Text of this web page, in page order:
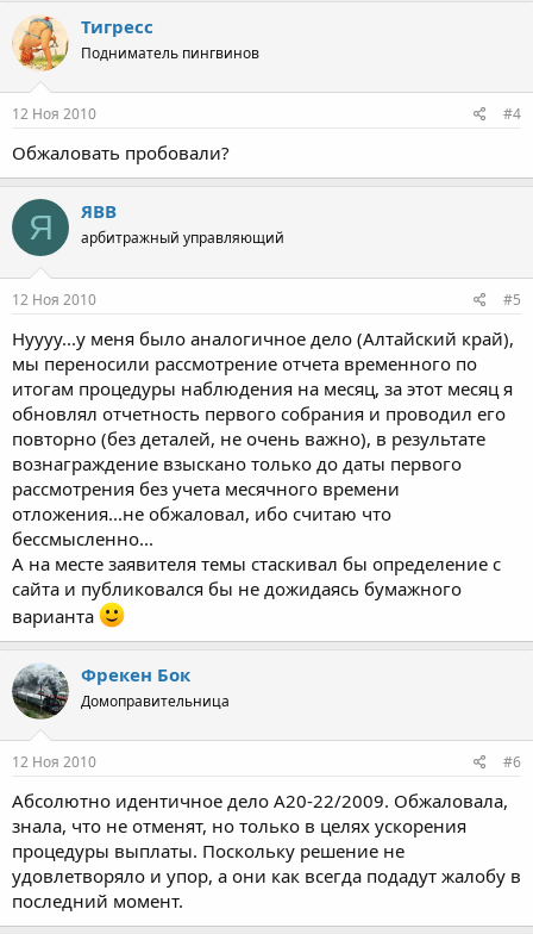
Тигресс
Подниматель пингвинов
12 Ноя 2010 #4
Обжаловать пробовали?
Я ЯВВ
арбитражный управляющий
12 Ноя 2010 #5
Нуууу...у меня было аналогичное дело (Алтайский край),
мы переносили рассмотрение отчета временного по
итогам процедуры наблюдения на месяц, за этот месяц я
обновлял отчетность первого собрания и проводил его
повторно (без деталей, не очень важно), в результате
вознаграждение взыскано только до даты первого
рассмотрения без учета месячного времени
отложения...не обжаловал, ибо считаю что
бессмысленно...
А на месте заявителя темы стаскивал бы определение с
сайта и публиковался бы не дожидаясь бумажного
варианта
Фрекен Бок
Домоправительница
12 Ноя 2010 #6
Абсолютно идентичное дело А20-22/2009. Обжаловала,
знала, что не отменят, но только в целях ускорения
процедуры выплаты. Поскольку решение не
удовлетворяло и упор, а они как всегда подадут жалобу в
последний момент.